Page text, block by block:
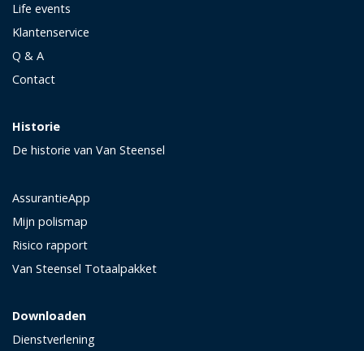
Life events
Klantenservice
Q & A
Contact
Historie
De historie van Van Steensel
AssurantieApp
Mijn polismap
Risico rapport
Van Steensel Totaalpakket
Downloaden
Dienstverlening